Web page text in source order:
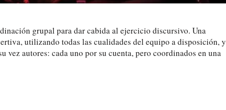
grupal para dar cabida al ejercicio discursivo. Una
utilizando todas las cualidades del equipo a disposición, y
vez autores: cada uno por su cuenta, pero coordinados en una